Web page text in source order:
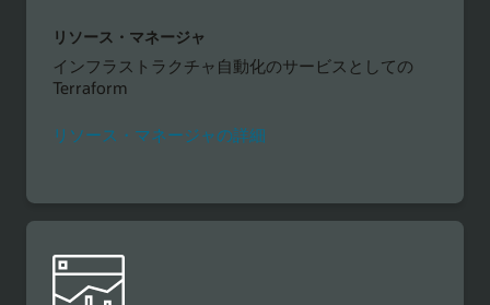
リソース・マネージャ
インフラストラクチャ自動化のサービスとしての
Terraform
リソース・マネージャの詳細